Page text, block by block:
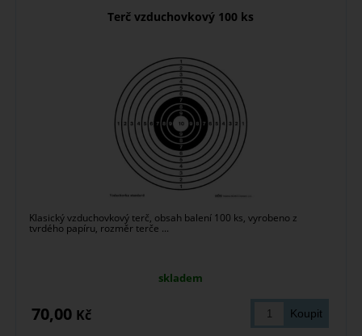
Terč vzduchovkový 100 ks
Klasický vzduchovkový terč, obsah balení 100 ks, vyrobeno z
tvrdého papíru, rozměr terče ...
skladem
70,00 Kč